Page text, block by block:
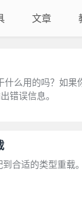
文章
么用的吗？如
错误信息。
合适的类型重